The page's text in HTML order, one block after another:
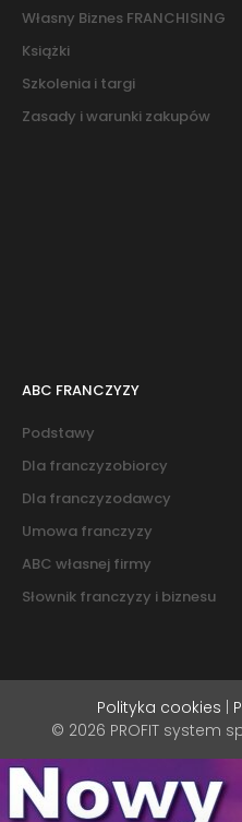
Własny Biznes FRANCHISING
Książki
Szkolenia i targi
Zasady i warunki zakupów
ABC FRANCZYZY
Podstawy
Dla franczyzobiorcy
Dla franczyzodawcy
Umowa franczyzy
ABC własnej firmy
Słownik franczyzy i biznesu
Polityka cookies |
© 2026 PROFIT system